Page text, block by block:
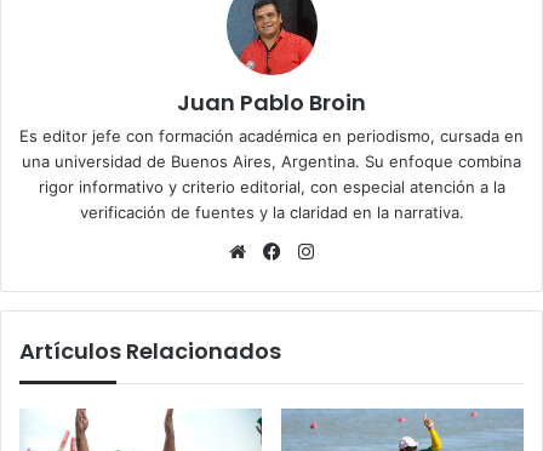
Juan Pablo Broin
Es editor jefe con formación académica en periodismo, cursada en
una universidad de Buenos Aires, Argentina. Su enfoque combina
rigor informativo y criterio editorial, con especial atención a la
verificación de fuentes y la claridad en la narrativa.
Sitio
Facebook
Artículos Relacionados